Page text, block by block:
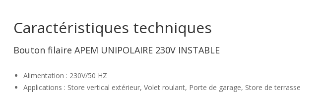
Caractéristiques techniques
Bouton filaire APEM UNIPOLAIRE 230V INSTABLE
Alimentation : 230V/50 HZ
Applications : Store vertical extérieur, Volet roulant, Porte de garage, Store de terrasse